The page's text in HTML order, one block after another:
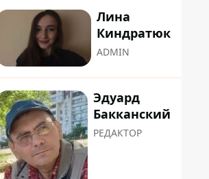
Лина
Киндратюк
ADMIN
Эдуард
Бакканский
РЕДАКТОР